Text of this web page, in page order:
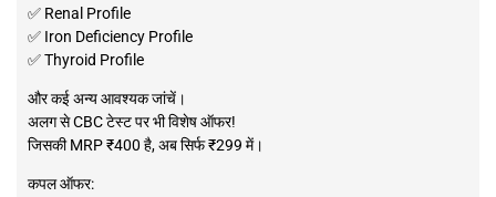
✅ Renal Profile
✅ Iron Deficiency Profile
✅ Thyroid Profile
और कई अन्य आवश्यक जांचें।
अलग से CBC टेस्ट पर भी विशेष ऑफर!
जिसकी MRP ₹400 है, अब सिर्फ ₹299 में।
कपल ऑफर: